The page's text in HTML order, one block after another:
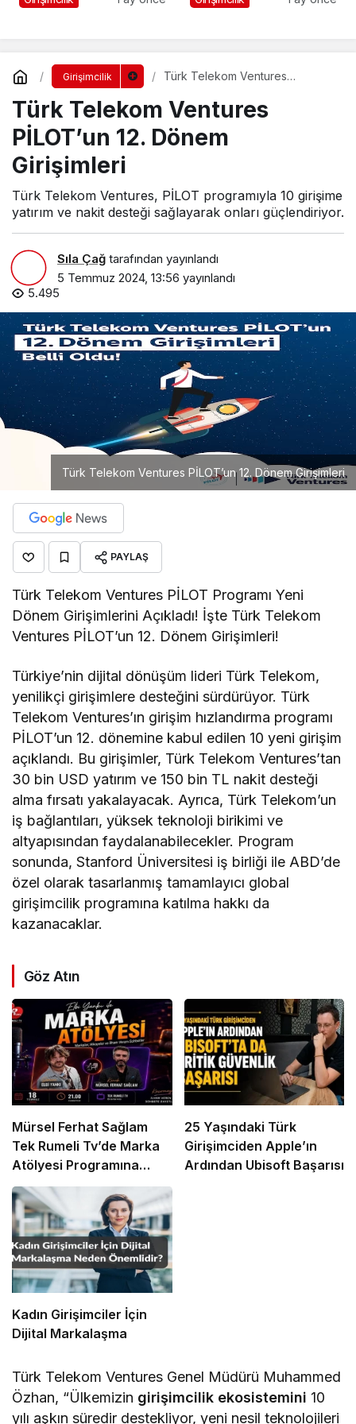
Girişimcilik
Türk Telekom Ventures
Türk Telekom Ventures
PİLOT’un 12. Dönem
Girişimleri
Türk Telekom Ventures, PİLOT programıyla 10 girişime
yatırım ve nakit desteği sağlayarak onları güçlendiriyor.
Sıla Çağ tarafından yayınlandı
5 Temmuz 2024, 13:56 yayınlandı
5.495
Türk Telekom Ventures PİLOT’un 12. Dönem Girişimleri
PAYLAŞ
Türk Telekom Ventures PİLOT Programı Yeni
Dönem Girişimlerini Açıkladı! İşte Türk Telekom
Ventures PİLOT’un 12. Dönem Girişimleri!
Türkiye’nin dijital dönüşüm lideri Türk Telekom,
yenilikçi girişimlere desteğini sürdürüyor. Türk
Telekom Ventures’ın girişim hızlandırma programı
PİLOT’un 12. dönemine kabul edilen 10 yeni girişim
açıklandı. Bu girişimler, Türk Telekom Ventures’tan
30 bin USD yatırım ve 150 bin TL nakit desteği
alma fırsatı yakalayacak. Ayrıca, Türk Telekom’un
iş bağlantıları, yüksek teknoloji birikimi ve
altyapısından faydalanabilecekler. Program
sonunda, Stanford Üniversitesi iş birliği ile ABD’de
özel olarak tasarlanmış tamamlayıcı global
girişimcilik programına katılma hakkı da
kazanacaklar.
Göz Atın
Mürsel Ferhat Sağlam
Tek Rumeli Tv’de Marka
Atölyesi Programına
Konuk Oldu
25 Yaşındaki Türk
Girişimciden Apple’ın
Ardından Ubisoft Başarısı
Kadın Girişimciler İçin
Dijital Markalaşma
Türk Telekom Ventures Genel Müdürü Muhammed
Özhan, “Ülkemizin girişimcilik ekosistemini 10
yılı aşkın süredir destekliyor, yeni nesil teknolojileri